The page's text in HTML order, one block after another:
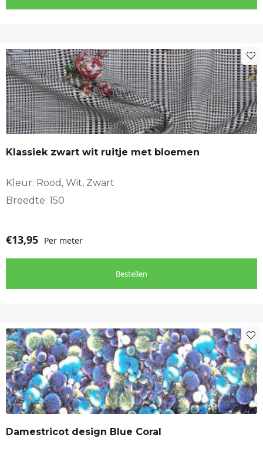
Klassiek zwart wit ruitje met bloemen
Kleur: Rood, Wit, Zwart
Breedte: 150
€13,95 Per meter
Bestellen
Damestricot design Blue Coral